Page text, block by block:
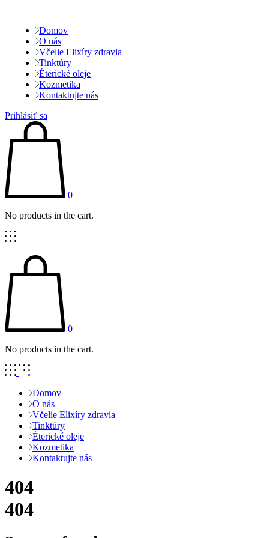
Domov
O nás
Včelie Elixíry zdravia
Tinktúry
Éterické oleje
Kozmetika
Kontaktujte nás
Prihlásiť sa
0
No products in the cart.
0
No products in the cart.
Domov
O nás
Včelie Elixíry zdravia
Tinktúry
Éterické oleje
Kozmetika
Kontaktujte nás
404
404